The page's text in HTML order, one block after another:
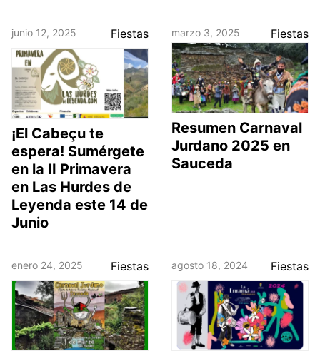
junio 12, 2025 Fiestas
¡El Cabeçu te
espera! Sumérgete
en la II Primavera
en Las Hurdes de
Leyenda este 14 de
Junio
marzo 3, 2025 Fiestas
Resumen Carnaval
Jurdano 2025 en
Sauceda
enero 24, 2025 Fiestas agosto 18, 2024 Fiestas